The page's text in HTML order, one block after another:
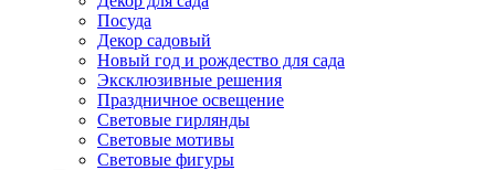
Посуда
Декор садовый
Новый год и рождество для сада
Эксклюзивные решения
Праздничное освещение
Световые гирлянды
Световые мотивы
Световые фигуры